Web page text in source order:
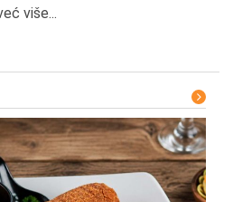
više...